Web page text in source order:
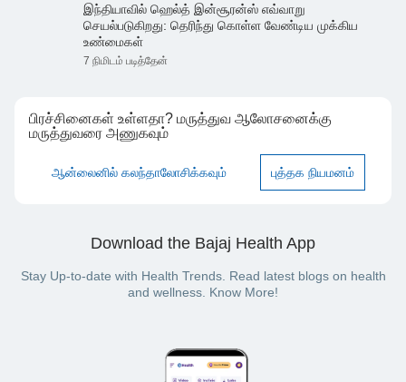
இந்தியாவில் ஹெல்த் இன்சூரன்ஸ் எவ்வாறு
செயல்படுகிறது: தெரிந்து கொள்ள வேண்டிய முக்கிய
உண்மைகள்
7 நிமிடம் படித்தேன்
பிரச்சினைகள் உள்ளதா? மருத்துவ ஆலோசனைக்கு
மருத்துவரை அணுகவும்
ஆன்லைனில் கலந்தாலோசிக்கவும் புத்தக நியமனம்
Download the Bajaj Health App
Stay Up-to-date with Health Trends. Read latest blogs on health
and wellness. Know More!